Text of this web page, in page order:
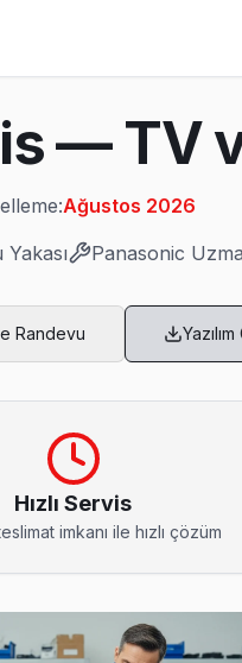
WhatsApp'tan gönderin —
LVDS kablo arızası
— TV
Ağustos 2026
Panasonic
Randevu
Hızlı Servis
imkanı ile hızlı çözüm